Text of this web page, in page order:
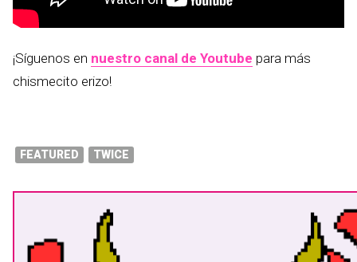
¡Síguenos en nuestro canal de Youtube para más
chismecito erizo!
FEATURED TWICE